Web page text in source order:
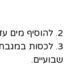
2. להוסיף מים עד הסוף
3. לכסות
שבועיים.